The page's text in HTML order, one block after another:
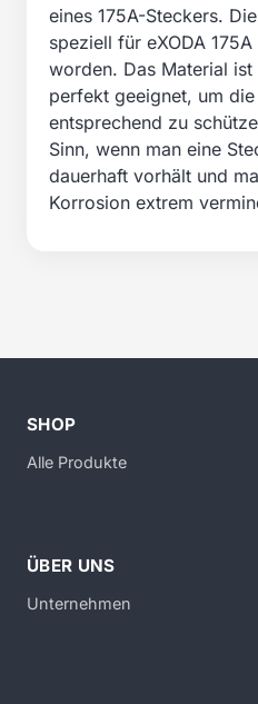
eines 175A-Steckers.
speziell für eXODA
worden. Das Material
perfekt geeignet, um
entsprechend zu
Sinn, wenn man eine
dauerhaft vorhält und
Korrosion extrem
SHOP
Alle Produkte
ÜBER UNS
Unternehmen